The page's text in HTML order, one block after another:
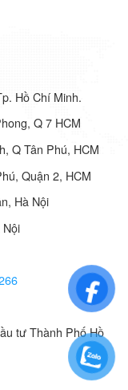
Hồ Chí Minh.
Q 7 HCM
Q Tân Phú, HCM
Quận 2, HCM
Hà Nội
tư Thành Phố Hồ